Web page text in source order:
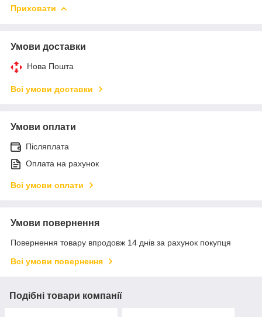
Приховати
Умови доставки
Нова Пошта
Всі умови доставки
Умови оплати
Післяплата
Оплата на рахунок
Всі умови оплати
Умови повернення
Повернення товару впродовж 14 днів за рахунок покупця
Всі умови повернення
Подібні товари компанії